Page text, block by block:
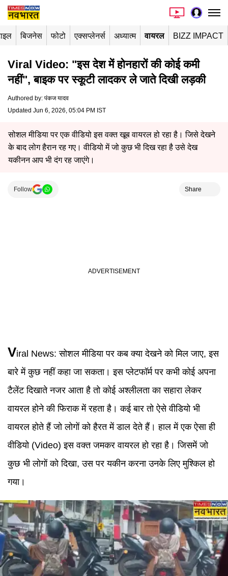
बिजनेस फोटो एक्सप्लेनर्स अध्यात्म वायरल BIZZ IMPACT
Viral Video: "इस देश में होनहारों की कोई कमी
नहीं", बाइक पर स्कूटी लादकर ले जाते दिखी लड़की
Authored by: पंकज यादव
Updated Jun 6, 2026, 05:04 PM IST
सोशल मीडिया पर एक वीडियो इस वक्त खूब वायरल हो रहा है। जिसे देखने
के बाद लोग हैरान रह गए। वीडियो में जो कुछ भी दिख रहा है उसे देख
यकीनन आप भी दंग रह जाएंगे।
Follow Share
Viral News: सोशल मीडिया पर कब क्या देखने को मिल जाए, इस
बारे में कुछ नहीं कहा जा सकता। इस प्लेटफॉर्म पर कभी कोई अपना
टैलेंट दिखाते नजर आता है तो कोई अश्लीलता का सहारा लेकर
वायरल होने की फिराक में रहता है। कई बार तो ऐसे वीडियो भी
वायरल होते हैं जो लोगों को हैरत में डाल देते हैं। हाल में एक ऐसा ही
वीडियो (Video) इस वक्त जमकर वायरल हो रहा है। जिसमें जो
कुछ भी लोगों को दिखा, उस पर यकीन करना उनके लिए मुश्किल हो
गया।